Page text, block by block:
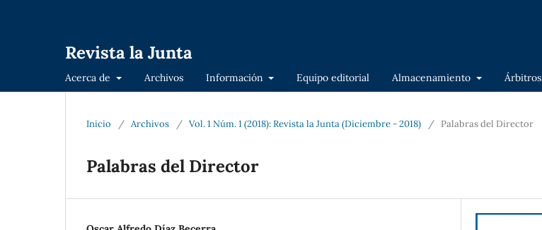
Revista la Junta
Acerca de Archivos Información Equipo editorial Almacenamiento Árbitros
Inicio / Archivos / Vol. 1 Núm. 1 (2018): Revista la Junta (Diciembre - 2018) / Palabras del Director
Palabras del Director